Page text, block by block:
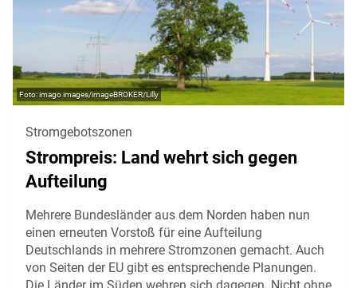
imago images/imageBROKER/Lilly
Stromgebotszonen
Strompreis: Land wehrt sich gegen
Aufteilung
Mehrere Bundesländer aus dem Norden haben nun
einen erneuten Vorstoß für eine Aufteilung
Deutschlands in mehrere Stromzonen gemacht. Auch
von Seiten der EU gibt es entsprechende Planungen.